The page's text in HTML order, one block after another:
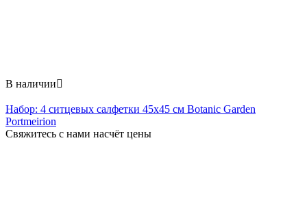
В наличии
Набор: 4 ситцевых салфетки 45x45 см Botanic Garden
Portmeirion
Свяжитесь с нами насчёт цены